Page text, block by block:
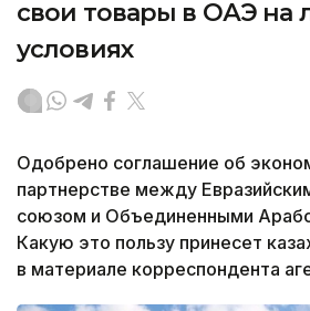
свои товары в ОАЭ на
условиях
Одобрено соглашение об
партнерстве между
союзом и Объединенными
Какую это пользу принесет
в материале корреспондента